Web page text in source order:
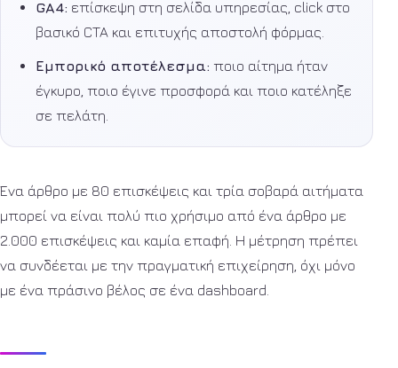
GA4: επίσκεψη στη σελίδα υπηρεσίας, click στο
βασικό CTA και επιτυχής αποστολή φόρμας.
Εμπορικό αποτέλεσμα: ποιο αίτημα ήταν
έγκυρο, ποιο έγινε προσφορά και ποιο κατέληξε
σε πελάτη.
Ένα άρθρο με 80 επισκέψεις και τρία σοβαρά αιτήματα
μπορεί να είναι πολύ πιο χρήσιμο από ένα άρθρο με
2.000 επισκέψεις και καμία επαφή. Η μέτρηση πρέπει
να συνδέεται με την πραγματική επιχείρηση, όχι μόνο
με ένα πράσινο βέλος σε ένα dashboard.